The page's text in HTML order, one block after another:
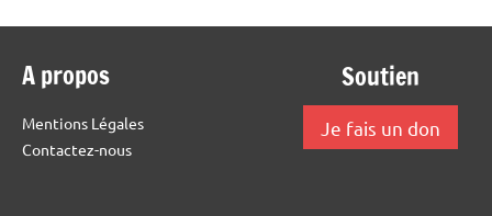
A propos
Mentions Légales
Contactez-nous
Soutien
Je fais un don